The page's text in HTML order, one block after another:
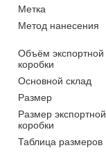
Метка
Метод нанесения
Объём экспортной
коробки
Основной склад
Размер
Размер экспортной
коробки
Таблица размеров